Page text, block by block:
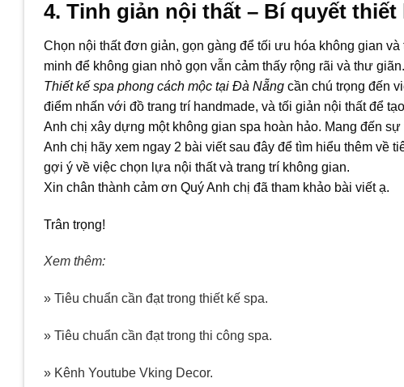
4. Tinh giản nội thất – Bí quyết thiết
Chọn nội thất đơn giản, gọn gàng để tối ưu hóa không gian
minh để không gian nhỏ gọn vẫn cảm thấy rộng rãi và thư giãn.
Thiết kế spa phong cách mộc tại Đà Nẵng cần chú trọng đến
điểm nhấn với đồ trang trí handmade, và tối giản nội thất để
Anh chị xây dựng một không gian spa hoàn hảo. Mang đến
Anh chị hãy xem ngay 2 bài viết sau đây để tìm hiểu thêm về
gợi ý về việc chọn lựa nội thất và trang trí không gian.
Xin chân thành cảm ơn Quý Anh chị đã tham khảo bài viết ạ.
Trân trọng!
Xem thêm:
» Tiêu chuẩn cần đạt trong thiết kế spa.
» Tiêu chuẩn cần đạt trong thi công spa.
» Kênh Youtube Vking Decor.